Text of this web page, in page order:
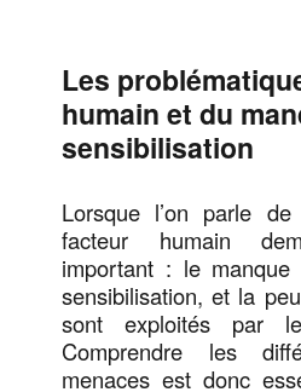
Les
humain et du
sensibilisation
Lorsque l’on parle
facteur humain
important : le manque
sensibilisation, et la
sont exploités par
Comprendre les
menaces est donc